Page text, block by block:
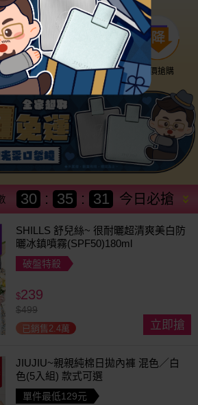
神券 美幣回饋 降價搶購
今日必搶
30 : 35 : 28
SHILLS 舒兒絲~ 很耐曬超清爽美白防
曬冰鎮噴霧(SPF50)180ml
破盤特殺
$239
$499
已銷售2.4萬 立即搶
JIUJIU~親親純棉日拋內褲 混色／白
色(5入組) 款式可選
單件最低129元